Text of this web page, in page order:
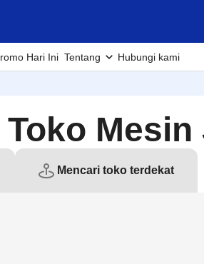
Hari Ini Tentang Hubungi kami
Mesin
Mencari toko terdekat